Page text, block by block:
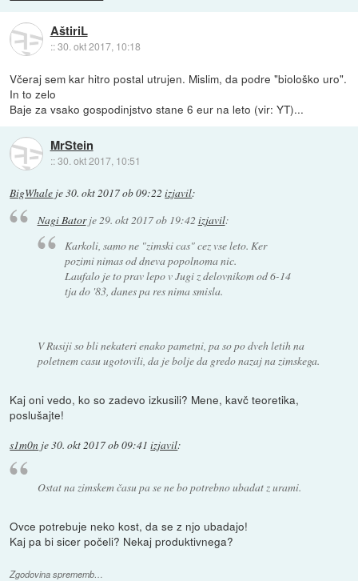
AštiriL
::30. okt 2017, 10:18
Včeraj sem kar hitro postal utrujen. Mislim, da podre "biološko uro".
In to zelo
Baje za vsako gospodinjstvo stane 6 eur na leto (vir: YT)...
MrStein
::30. okt 2017, 10:51
BigWhale je30. okt 2017 ob 09:22 izjavil:
Nagi Batorje 29. okt 2017 ob 19:42 izjavil:
Karkoli, samo ne "zimski cas" cez vse leto. Ker
pozimi nimas od dneva popolnoma nic.
Laufalo je to prav lepo v Jugi z delovnikom od 6-14
tja do '83, danes pa res nima smisla.
V Rusiji so bli nekateri enako pametni, pa so po dveh letih na
poletnem casu ugotovili, da je bolje da gredo nazaj na zimskega.
Kaj oni vedo, ko so zadevo izkusili? Mene, kavč teoretika,
poslušajte!
s1m0n je30. okt 2017 ob 09:41 izjavil:
Ostat na zimskem času pa se ne bo potrebno ubadat z urami.
Ovce potrebuje neko kost, da se z njo ubadajo!
Kaj pa bi sicer počeli? Nekaj produktivnega?
Zgodovina sprememb…